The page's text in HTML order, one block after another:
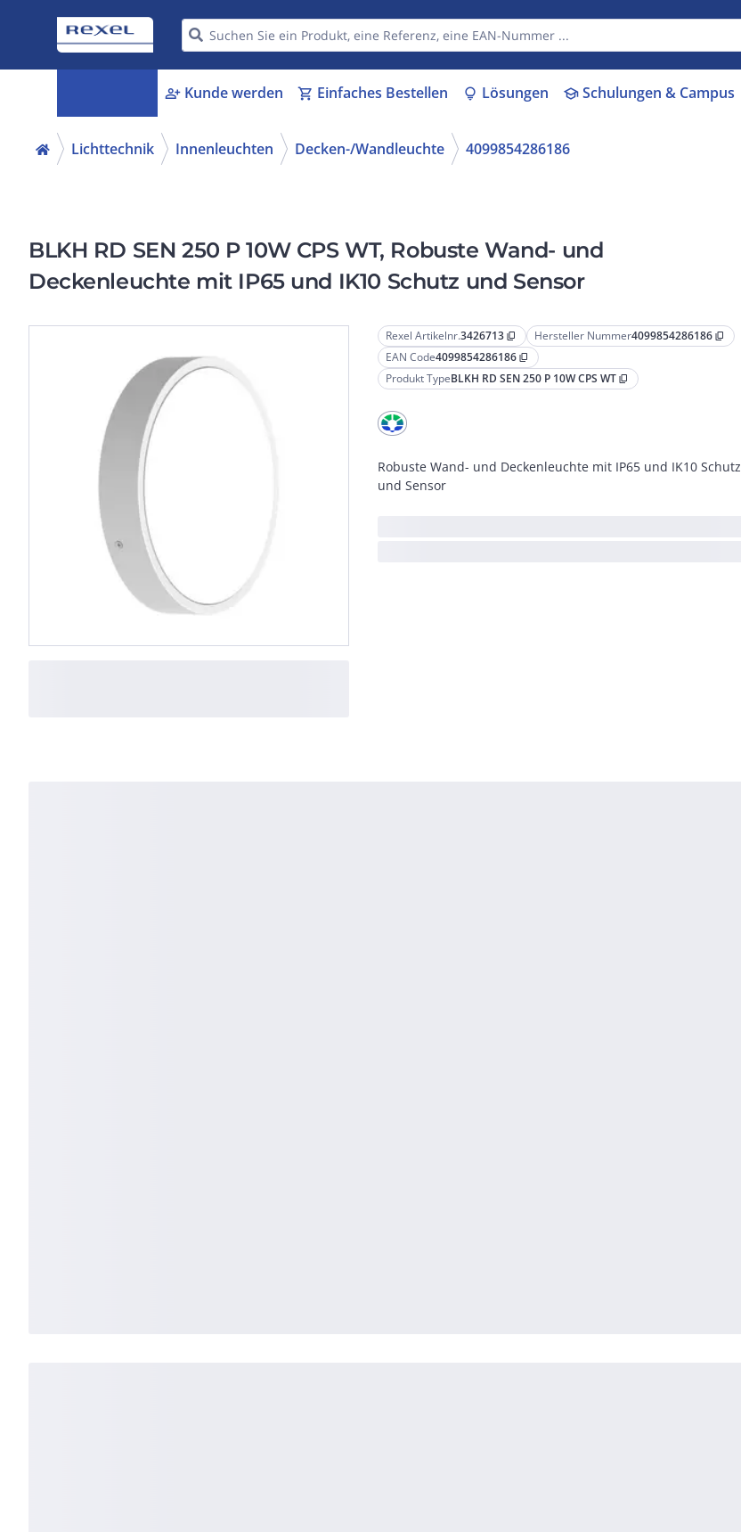
person_add Kunde werden shopping_cart Einfaches Bestellen lightbulb Lösungen schoolSchulungen & Campus
Lichttechnik Innenleuchten Decken-/Wandleuchte 4099854286186
BLKH RD SEN 250 P 10W CPS WT, Robuste Wand- und
Deckenleuchte mit IP65 und IK10 Schutz und Sensor
Rexel Artikelnr.3426713 content_copy Hersteller Nummer4099854286186 content_copy
EAN Code4099854286186 content_copy
Produkt TypeBLKH RD SEN 250 P 10W CPS WT content_copy
Robuste Wand- und Deckenleuchte mit IP65 und IK10 Schutz
und Sensor